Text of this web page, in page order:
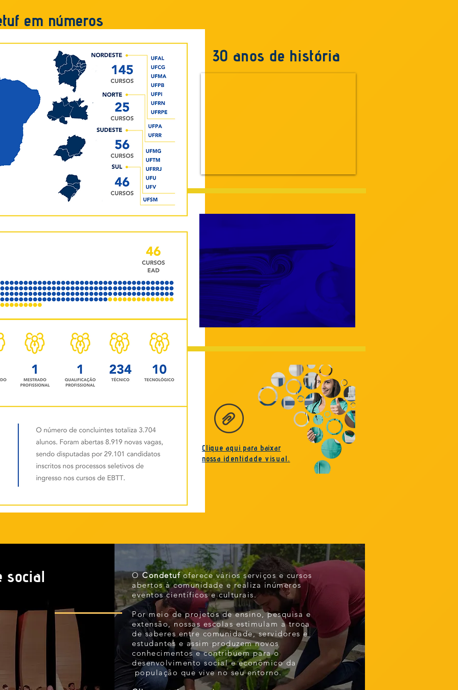
em números
30 anos de história
Clique aqui para baixar
nossa identidade visual .
social OCondetufoferece vários serviços e cursos
abertos à comunidade e realiza inúmeros
eventos científicos e culturais.
Por meio de projetos de ensino, pesquisa e
extensão, nossas escolas estimulam a troca
de saberes entre comunidade, servidores e
estudantes e assim produzem novos
conhecimentos e contribuem para o
desenvolvimento social e econômico da
população que vive no seu entorno.